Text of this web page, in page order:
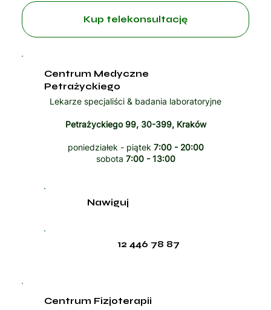
Kup telekonsultację
Centrum Medyczne
Petrażyckiego
Lekarze specjaliści & badania laboratoryjne
Petrażyckiego 99, 30-399, Kraków
poniedziałek - piątek 7:00 - 20:00
sobota 7:00 - 13:00
12 446 78 87
Nawiguj
Centrum Fizjoterapii